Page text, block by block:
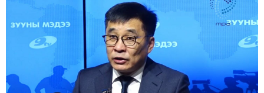
FacebookTwitter